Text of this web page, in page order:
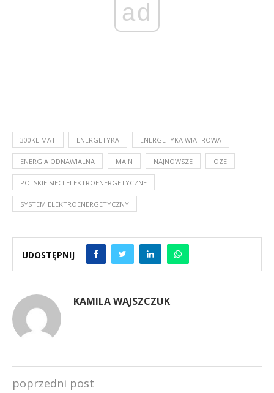
ad
300KLIMAT ENERGETYKA ENERGETYKA WIATROWA
ENERGIA ODNAWIALNA MAIN NAJNOWSZE OZE
POLSKIE SIECI ELEKTROENERGETYCZNE
SYSTEM ELEKTROENERGETYCZNY
UDOSTĘPNIJ
KAMILA WAJSZCZUK
poprzedni post